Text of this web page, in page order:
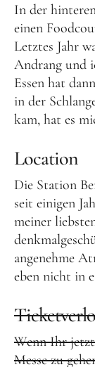
In der
einen
Letztes Jahr
Andrang und
Essen hat
in der
kam, hat es
Location
Die Station
seit einigen
meiner
angenehme
eben nicht in
Wenn Ihr
Messe zu